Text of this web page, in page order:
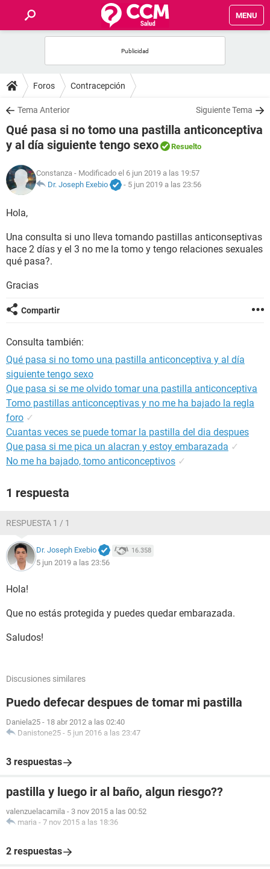
MENU
FOROS
SALUD
FAMILIA
NUTRICIÓN
SEXUALIDAD
GLOSARIO
Foros Contracepción
Tema Anterior Siguiente Tema
Qué pasa si no tomo una pastilla anticonceptiva
y al día siguiente tengo sexo
Resuelto
Constanza - Modificado el 6 jun 2019 a las 19:57
Dr. Joseph Exebio
- 5 jun 2019 a las 23:56
Hola,
Una consulta si uno lleva tomando pastillas anticonseptivas
hace 2 días y el 3 no me la tomo y tengo relaciones sexuales
qué pasa?.
Gracias
Compartir
Consulta también:
Qué pasa si no tomo una pastilla anticonceptiva y al día
siguiente tengo sexo
Que pasa si se me olvido tomar una pastilla anticonceptiva
Tomo pastillas anticonceptivas y no me ha bajado la regla
foro ✓
Cuantas veces se puede tomar la pastilla del dia despues
Que pasa si me pica un alacran y estoy embarazada ✓
No me ha bajado, tomo anticonceptivos ✓
1 respuesta
RESPUESTA 1 / 1
Dr. Joseph Exebio 16.358
5 jun 2019 a las 23:56
Hola!
Que no estás protegida y puedes quedar embarazada.
Saludos!
Discusiones similares
Puedo defecar despues de tomar mi pastilla
Daniela25 - 18 abr 2012 a las 02:40
Danistone25 - 5 jun 2016 a las 23:47
3 respuestas
pastilla y luego ir al baño, algun riesgo??
valenzuelacamila - 3 nov 2015 a las 00:52
maria - 7 nov 2015 a las 18:36
2 respuestas